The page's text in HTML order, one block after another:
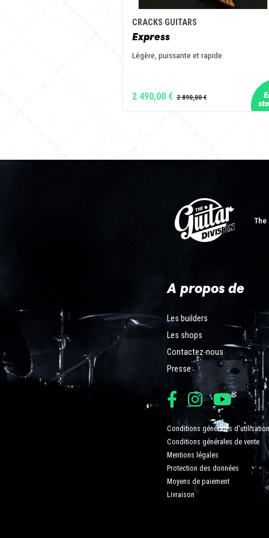
CRACKS GUITARS
Express
Légère, puissante et rapide
2 490,00 €
The
A propos de
Les builders
Les shops
Contactez-nous
Presse
Conditions générales d'utilisation
Conditions générales de vente
Mentions légales
Protection des données
Moyens de paiement
Livraison